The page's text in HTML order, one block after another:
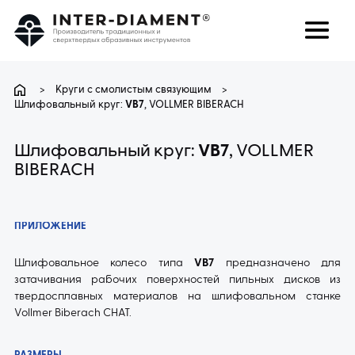
ПРОДУКТЫ
ЧАВО
КАРЬЕРА
> Круги с смолистым связующим
>
Шлифовальный круг: VB7, VOLLMER BIBERACH
Шлифовальный круг: VB7, VOLLMER
BIBERACH
ПРИЛОЖЕНИЕ
Шлифовальное колесо типаVB7 предназначено для
затачивания рабочих поверхностей пильных дисков из
твердосплавных материалов на шлифовальном станке
Vollmer Biberach CHAT.